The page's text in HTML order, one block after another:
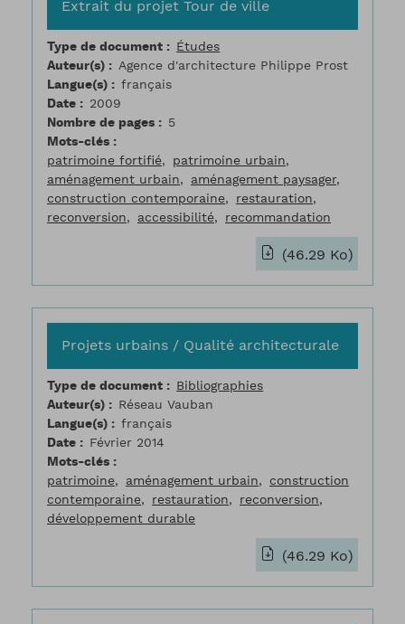
Extrait du projet Tour de ville
Type de document
Études
Auteur(s)
Agence d'architecture Philippe Prost
Langue(s)
français
Date
2009
Nombre de pages
5
Mots-clés
patrimoine fortifié
patrimoine urbain
aménagement urbain
aménagement paysager
construction contemporaine
restauration
reconversion
accessibilité recommandation
(46.29 Ko)
Projets urbains / Qualité architecturale
Type de document
Bibliographies
Auteur(s)
Réseau Vauban
Langue(s)
français
Date
Février 2014
Mots-clés
patrimoine
aménagement urbain
construction
contemporaine
restauration
reconversion
développement durable
(46.29 Ko)